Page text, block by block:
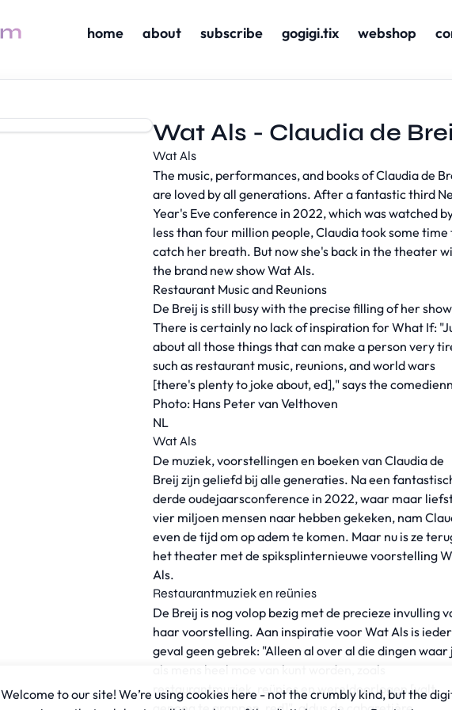
home about subscribe gogigi.tix webshop
Wat Als - Claudia de
Wat Als
The music, performances, and books of Claudia de
are loved by all generations. After a fantastic third
Year's Eve conference in 2022, which was watched
less than four million people, Claudia took some time
catch her breath. But now she's back in the theater
the brand new show Wat Als.
Restaurant Music and Reunions
De Breij is still busy with the precise filling of her
There is certainly no lack of inspiration for What If:
about all those things that can make a person very
such as restaurant music, reunions, and world wars
[there's plenty to joke about, ed]," says the
Photo: Hans Peter van Velthoven
NL
Wat Als
De muziek, voorstellingen en boeken van Claudia de
Breij zijn geliefd bij alle generaties. Na een
derde oudejaarsconference in 2022, waar maar
vier miljoen mensen naar hebben gekeken, nam
even de tijdom op adem te komen. Maar nu is ze
het theater met de spiksplinternieuwe voorstelling
Als.
Restaurantmuziek en reünies
De Breij is nog volop bezig met de precieze invulling
haar voorstelling. Aan inspiratie voor Wat Als is ieder
geval geen gebrek: "Alleen al over al die dingen waar
als mens heel moe van kunt worden, zoals
restaurantmuziek, reünies en wereldoorlogen [valt
Welcome to our site! We’re using cookies here - not the crumbly kind, but the